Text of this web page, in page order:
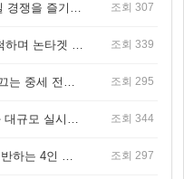
조회 307
조회 339
조회 295
조회 344
조회 297